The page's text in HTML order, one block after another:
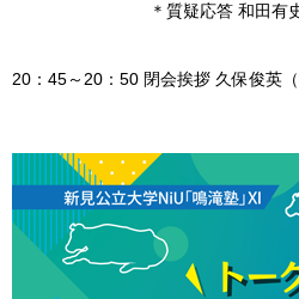
＊質疑応答 和田有
20：45～20：50 閉会挨拶 久保俊英（